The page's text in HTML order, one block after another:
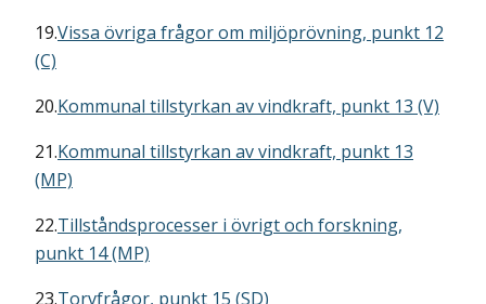
19.Vissa övriga frågor om miljöprövning, punkt 12
(C)
20.Kommunal tillstyrkan av vindkraft, punkt 13 (V)
21.Kommunal tillstyrkan av vindkraft, punkt 13
(MP)
22.Tillståndsprocesser i övrigt och forskning,
punkt 14 (MP)
23.Torvfrågor, punkt 15 (SD)